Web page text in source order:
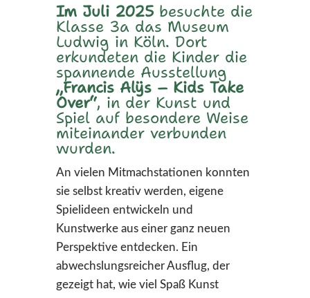
Im Juli 2025besuchte die
Klasse 3a das Museum
Ludwig in Köln. Dort
erkundeten die Kinder die
spannende Ausstellung
„Francis Alÿs – Kids Take
Over“, in der Kunst und
Spiel auf besondere Weise
miteinander verbunden
wurden.
An vielen Mitmachstationen konnten
sie selbst kreativ werden, eigene
Spielideen entwickeln und
Kunstwerke aus einer ganz neuen
Perspektive entdecken. Ein
abwechslungsreicher Ausflug, der
gezeigt hat, wie viel Spaß Kunst